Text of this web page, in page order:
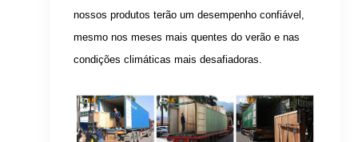
nossos produtos terão um desempenho confiável,
mesmo nos meses mais quentes do verão e nas
condições climáticas mais desafiadoras.